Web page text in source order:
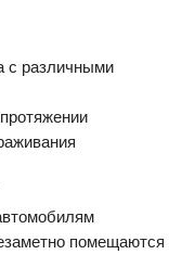
с различными
помещаются